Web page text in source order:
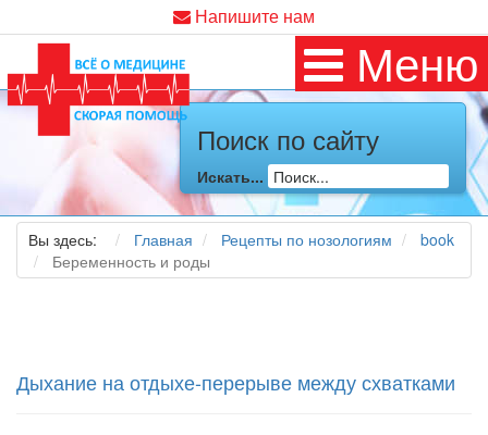
Напишите нам
Меню
Поиск по сайту
Искать...
Вы здесь: Главная Рецепты по нозологиям
book
Беременность и роды
Дыхание на отдыхе-перерыве между схватками